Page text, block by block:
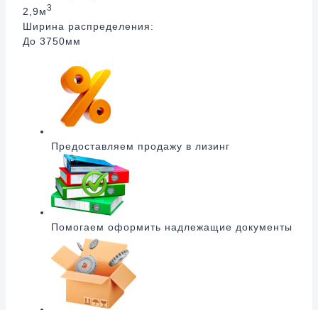
2,9м3
Ширина распределения:
До 3750мм
Предоставляем продажу в лизинг
Помогаем оформить надлежащие документы